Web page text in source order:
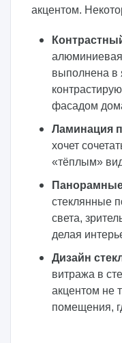
акцентом.
выполнена в
фасадом
Ламинация
хочет
«тёплым»
стеклянные
света,
делая
Дизайн
витража в
акцентом не
помещения,